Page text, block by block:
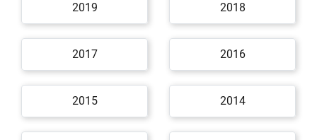
2019 2018
2017 2016
2015 2014